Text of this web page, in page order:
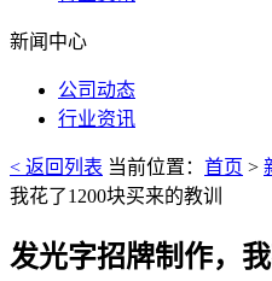
新闻中心
公司动态
行业资讯
< 返回列表 当前位置： 首页 >
我花了1200块买来的教训
发光字招牌制作，